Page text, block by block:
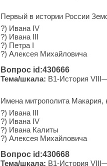
Первый в истории России
?) Ивана IV
?) Ивана III
?) Петра I
?) Алек­сея Михайловича
Вопрос id:430666
Тема/шкала: B1-История
Имена митрополита Макария,
?) Ивана III
?) Ивана IV
?) Ивана Калиты
?) Алексея Михайловича
Вопрос id:430668
Тема/шкала: B1-История